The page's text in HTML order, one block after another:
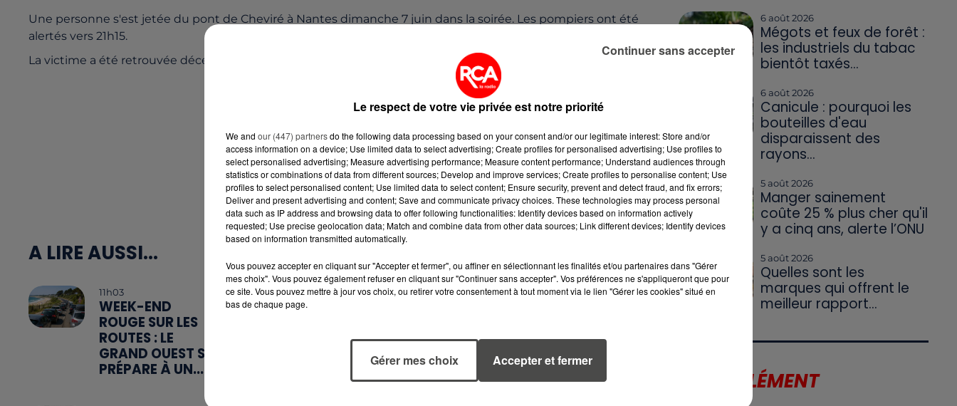
Une personne s'est jetée du pont de Cheviré à Nantes dimanche 7 juin dans la soirée. Les pompiers ont été
alertés vers 21h15.
La victime a été retrouvée décédée en contrebas, sur une berge.
A LIRE AUSSI...
11h03
WEEK-END
ROUGE SUR LES
ROUTES : LE
GRAND OUEST SE
PRÉPARE À UN...
6 août 2026
INDUSTRIELS DU
TABAC BIENTÔT
6 août 2026
BOUTEILLES D'EAU
DISPARAISSENT
DES RAYONS...
6 août 2026
Mégots et feux de forêt :
les industriels du tabac
bientôt taxés...
6 août 2026
Canicule : pourquoi les
bouteilles d'eau
disparaissent des
rayons...
5 août 2026
Manger sainement
coûte 25 % plus cher qu'il
y a cinq ans, alerte l’ONU
5 août 2026
Quelles sont les
marques qui offrent le
meilleur rapport...
LE SUPPLÉMENT
Le respect de votre vie privée est notre priorité
We and our (447) partnersdo the following data processing based on your consent and/or our legitimate interest: Store and/or
access information on a device; Use limited data to select advertising; Create profiles for personalised advertising; Use profiles to
select personalised advertising; Measure advertising performance; Measure content performance; Understand audiences through
statistics or combinations of data from different sources; Develop and improve services; Create profiles to personalise content; Use
profiles to select personalised content; Use limited data to select content; Ensure security, prevent and detect fraud, and fix errors;
Deliver and present advertising and content; Save and communicate privacy choices. These technologies may process personal
data such as IP address and browsing data to offer following functionalities: Identify devices based on information actively
requested; Use precise geolocation data; Match and combine data from other data sources; Link different devices; Identify devices
based on information transmitted automatically.
Vous pouvez accepter en cliquant sur "Accepter et fermer", ou affiner en sélectionnant les finalités et/ou partenaires dans "Gérer
mes choix". Vous pouvez également refuser en cliquant sur "Continuer sans accepter". Vos préférences ne s'appliqueront que pour
ce site. Vous pouvez mettre à jour vos choix, ou retirer votre consentement à tout moment via le lien "Gérer les cookies" situé en
bas de chaque page.
Gérer mes choix Accepter et fermer
Continuer sans accepter